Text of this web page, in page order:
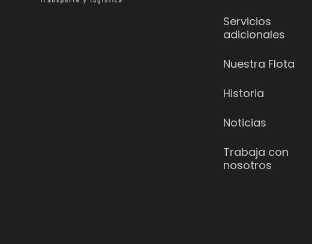
Servicios
adicionales
Nuestra Flota
Historia
Noticias
Trabaja con
nosotros